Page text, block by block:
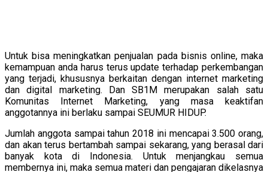
Untuk bisa meningkatkan penjualan pada bisnis online, maka
kemampuan anda harus terus update terhadap perkembangan
yang terjadi, khususnya berkaitan dengan internet marketing
dan digital marketing. Dan SB1M merupakan salah satu
Komunitas Internet Marketing, yang masa keaktifan
anggotannya ini berlaku sampai SEUMUR HIDUP.
Jumlah anggota sampai tahun 2018 ini mencapai 3.500 orang,
dan akan terus bertambah sampai sekarang, yang berasal dari
banyak kota di Indonesia. Untuk menjangkau semua
membernya ini, maka semua materi dan pengajaran dikelasnya